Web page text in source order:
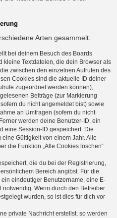
Arten gesammelt:
bei deinem Besuch des Boards
kleine Textdateien, die dein Browser als
zwischen den einzelnen Aufrufen des
Cookies sind die aktuelle ID deiner
zugeordnet werden können),
Beiträge (zur Markierung
du nicht angemeldet bist) sowie
an Umfragen (sofern du nicht
werden deine Benutzer-ID, ein
eine Session-ID gespeichert. Die
Gültigkeit von einem Jahr. Alle
die Funktion „Alle Cookies löschen“
die du bei der Registrierung,
Bereich angibst. Für die
eindeutiger Benutzername, eine E-
notwendig. Wenn durch den Betreiber
wurden, so ist dies für dich vor
private Nachricht erstellst, so werden